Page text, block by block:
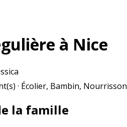
à Nice
· Écolier, Bambin, Nourrisson
la famille